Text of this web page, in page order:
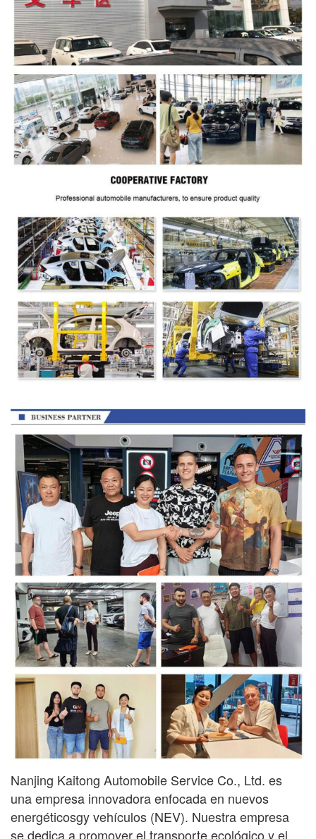
Nanjing Kaitong Automobile Service Co., Ltd. es
una empresa innovadora enfocada en nuevos
energéticosgyvehículos (NEV). Nuestra empresa
se dedica a promover el transporte ecológico y el